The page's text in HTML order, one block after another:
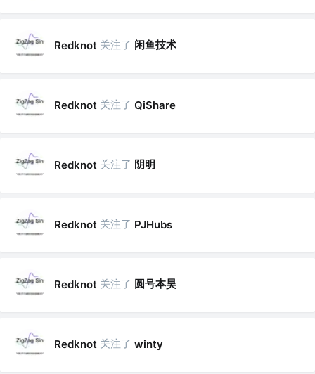
Redknot 关注了 闲鱼技术
Redknot 关注了 QiShare
Redknot 关注了 阴明
Redknot 关注了 PJHubs
Redknot 关注了 圆号本昊
Redknot 关注了 winty